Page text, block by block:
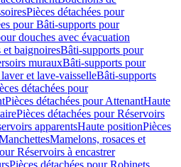
Pièces détachées pour
pour Bâti-supports pour
douches avec évacuation
et baignoiresBâti-supports pour
murauxBâti-supports pour
et lave-vaisselleBâti-supports
détachées pour
Pièces détachées pour AttenantHaute
Pièces détachées pour Réservoirs
apparentsHaute positionPièces
Mamelons, rosaces et
Réservoirs à encastrer
Pièces détachées pour Robinets